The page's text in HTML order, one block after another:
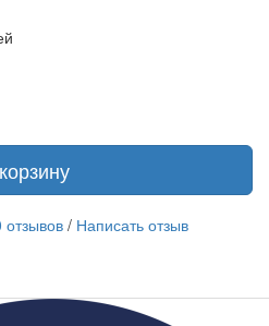
отзывов / Написать отзыв